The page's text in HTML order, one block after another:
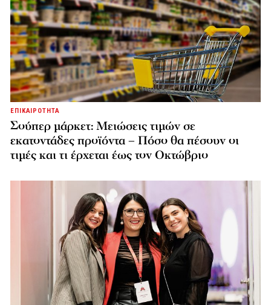
ΕΠΙΚΑΙΡΟΤΗΤΑ
Σούπερ μάρκετ: Μειώσεις τιμών σε
εκατοντάδες προϊόντα – Πόσο θα πέσουν οι
τιμές και τι έρχεται έως τον Οκτώβριο